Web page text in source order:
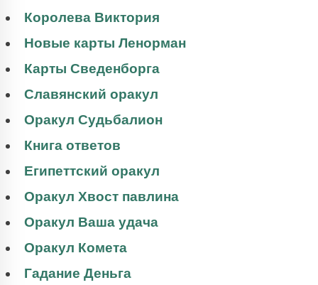
Королева Виктория
Новые карты Ленорман
Карты Сведенборга
Славянский оракул
Оракул Судьбалион
Книга ответов
Египеттский оракул
Оракул Хвост павлина
Оракул Ваша удача
Оракул Комета
Гадание Деньга